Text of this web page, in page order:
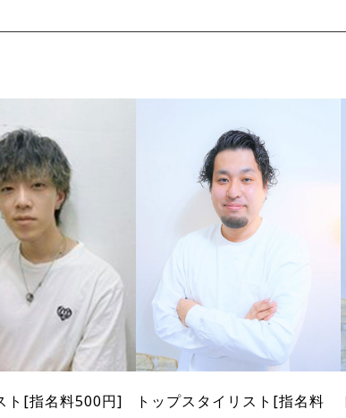
ト[指名料500円]
トップスタイリスト[指名料